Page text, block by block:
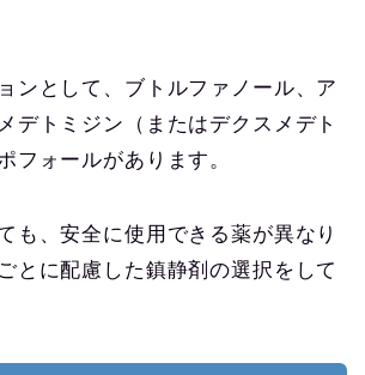
ンとして、ブトルファノール、ア
デトミジン（またはデクスメデト
フォールがあります。
も、安全に使用できる薬が異なり
とに配慮した鎮静剤の選択をして